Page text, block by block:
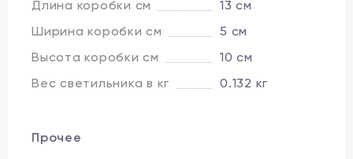
Длина коробки см
13 см
Ширина коробки см
5 см
Высота коробки см
10 см
Вес светильника в кг
0.132 кг
Прочее